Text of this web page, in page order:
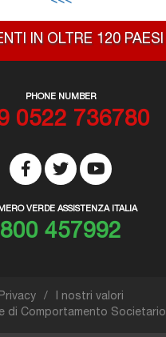
IN OLTRE 120 PAESI
PHONE NUMBER
0522 736780
VERDE ASSISTENZA ITALIA
800 457992
Privacy
I nostri valori
di Comportamento Societario